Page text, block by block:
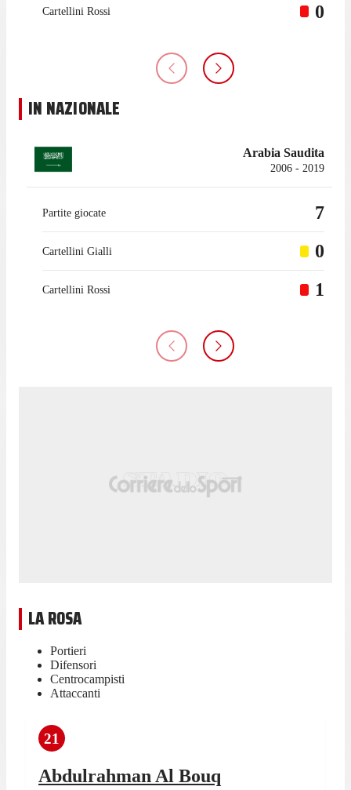
Cartellini Rossi 0
IN NAZIONALE
Arabia Saudita
2006 - 2019
Partite giocate 7
Cartellini Gialli 0
Cartellini Rossi 1
LA ROSA
Portieri
Difensori
Centrocampisti
Attaccanti
21
Abdulrahman Al Bouq